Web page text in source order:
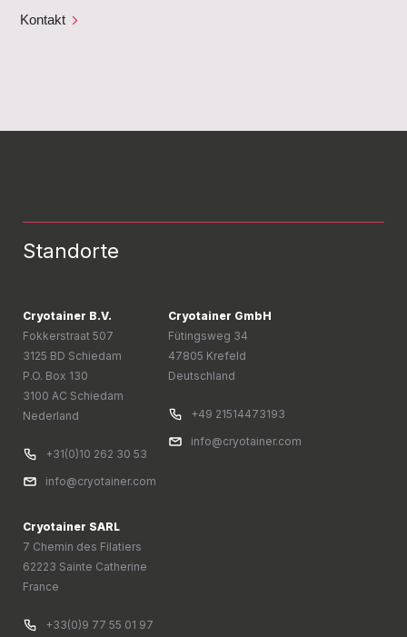
Kontakt
Standorte
Cryotainer B.V.
Fokkerstraat 507
3125 BD Schiedam
P.O. Box 130
3100 AC Schiedam
Nederland
+31(0)10 262 30 53
info@cryotainer.com
Cryotainer GmbH
Fütingsweg 34
47805 Krefeld
Deutschland
+49 21514473193
info@cryotainer.com
Cryotainer SARL
7 Chemin des Filatiers
62223 Sainte Catherine
France
+33(0)9 77 55 01 97